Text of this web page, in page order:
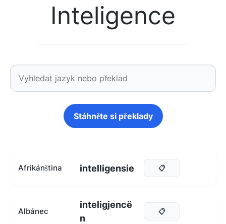
Inteligence
Stáhněte si překlady
Afrikánština intelligensie 📋
Albánec
inteligjencë
n
📋